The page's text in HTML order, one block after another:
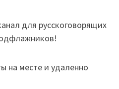
для русскоговорящих
на месте и удаленно